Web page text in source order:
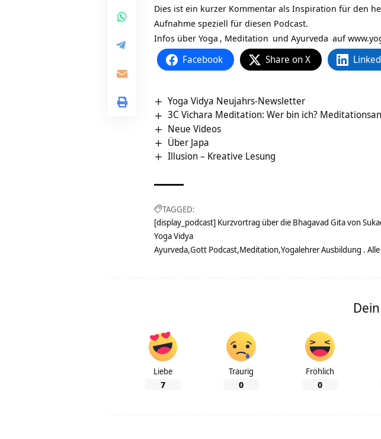
Dies ist ein kurzer Kommentar als Inspiration für den
Aufnahme speziell für diesen Podcast.
Infos über Yoga , Meditation und Ayurveda auf
Facebook Share on X
Yoga Vidya Neujahrs-Newsletter
3C Vichara Meditation: Wer bin ich?
Neue Videos
Über Japa
Illusion – Kreative Lesung
TAGGED:
[display_podcast] Kurzvortrag über die Bhagavad Gita von
Yoga Vidya
Ayurveda Gott Podcast Meditation Yogalehrer Ausbildung .
Liebe
7
Traurig
0
Fröhlich
0